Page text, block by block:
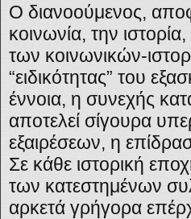
Ο διανοούμενος,
κοινωνία, την
των κοινωνικών-
“ειδικότητας” του
έννοια, η συνεχής
αποτελεί σίγουρα
εξαιρέσεων, η
Σε κάθε ιστορική
των κατεστημένων
αρκετά γρήγορα